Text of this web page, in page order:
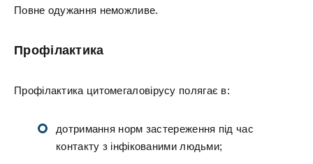
Повне одужання неможливе.
Профілактика
Профілактика цитомегаловірусу полягає в:
дотримання норм застереження під час
контакту з інфікованими людьми;